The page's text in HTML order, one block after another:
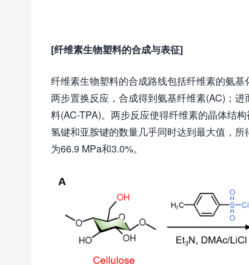
[纤维素生物塑料的合成与表征]
纤维素生物塑料的合成路线包括纤维素的氨
两步置换反应，合成得到氨基纤维素(AC)；
料(AC-TPA)。两步反应使得纤维素的晶体结
氢键和亚胺键的数量几乎同时达到最大值，
为66.9 MPa和3.0%。